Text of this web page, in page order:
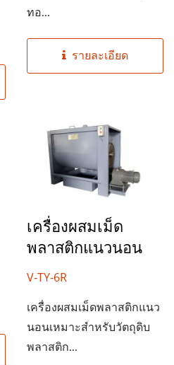
ทอ...
รายละเอียด
เครื่องผสมเม็ด
พลาสติกแนวนอน
V-TY-6R
เครื่องผสมเม็ดพลาสติกแนว
นอนเหมาะสำหรับวัตถุดิบ
พลาสติก...